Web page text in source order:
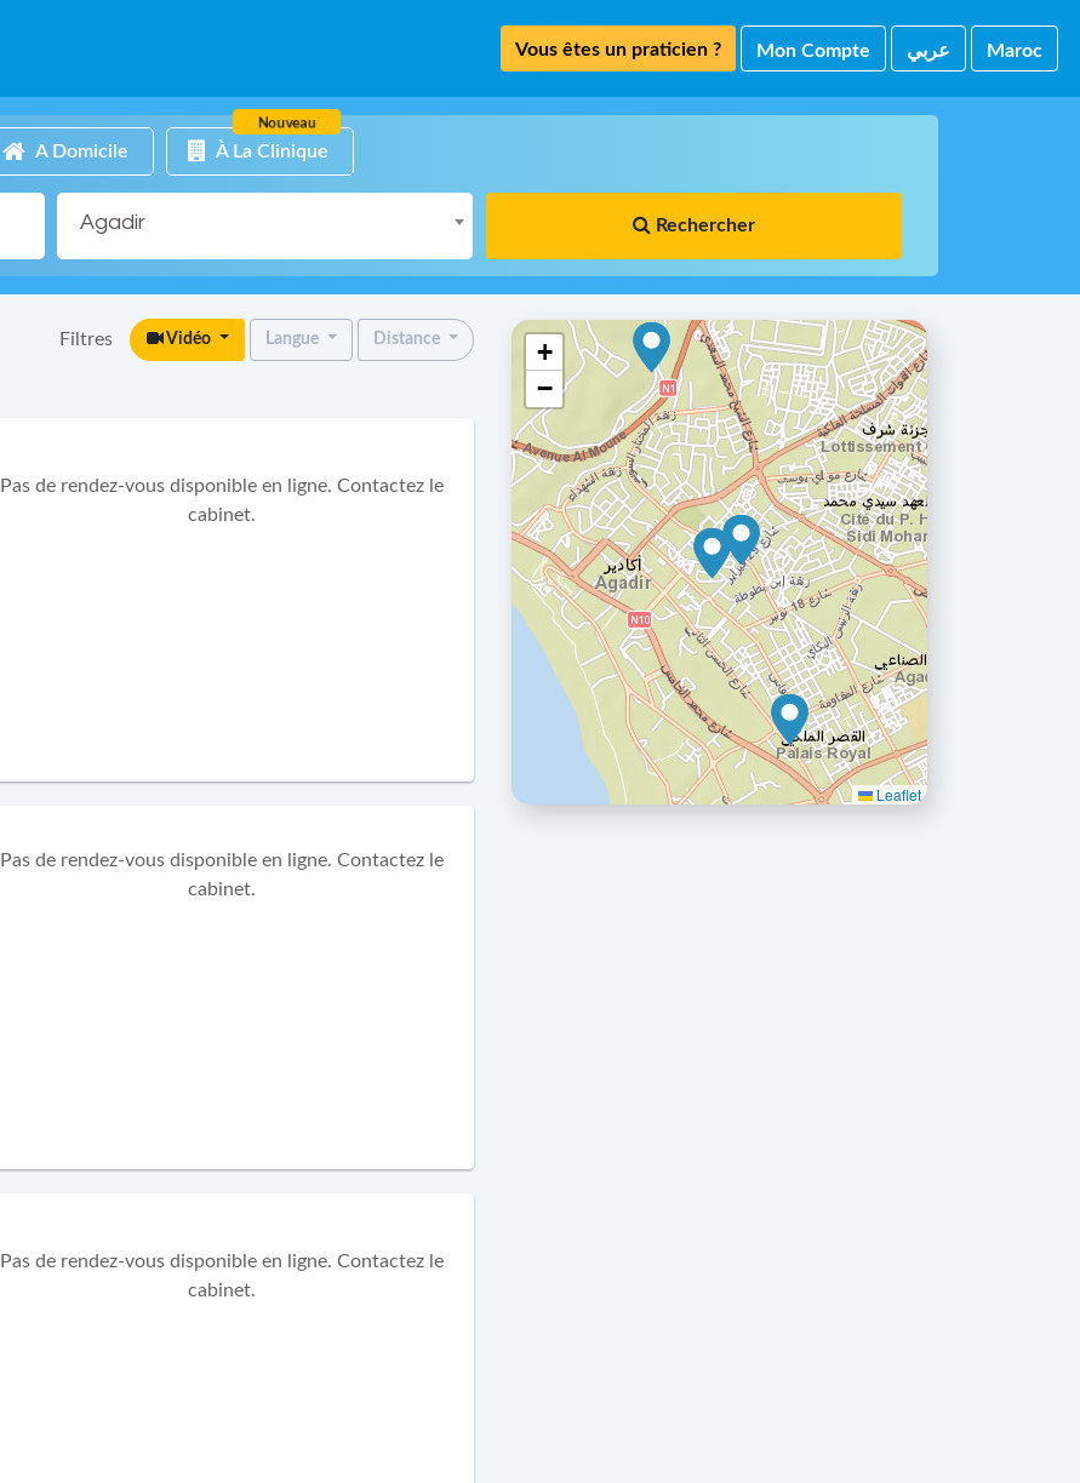
Vous êtes un praticien ? Mon Compte ﻋﺮﺑﻲ Maroc
A Domicile À La Clinique
Nouveau
Agadir Rechercher
Filtres Vidéo Langue Distance
Pas de rendez-vous disponible en ligne. Contactez le
cabinet.
Pas de rendez-vous disponible en ligne. Contactez le
cabinet.
Pas de rendez-vous disponible en ligne. Contactez le
cabinet.
+
−
Leaflet